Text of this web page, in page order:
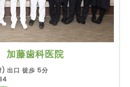
加藤歯科医院
) 出口 徒歩 5分